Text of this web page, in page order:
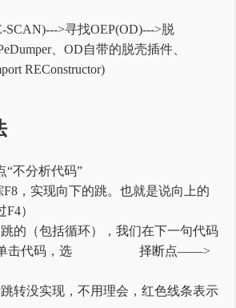
SCAN)--->寻找OEP(OD)--->脱
、OD自带的脱壳插件、
REConstructor)
“不分析代码”
F8，实现向下的跳。也就是说向上的
）
跳的（包括循环），我们在下一句代码
健单击代码，选 择断点——>
跳转没实现，不用理会，红色线条表示